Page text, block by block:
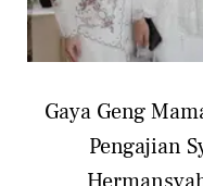
Gaya Geng
Pengajian